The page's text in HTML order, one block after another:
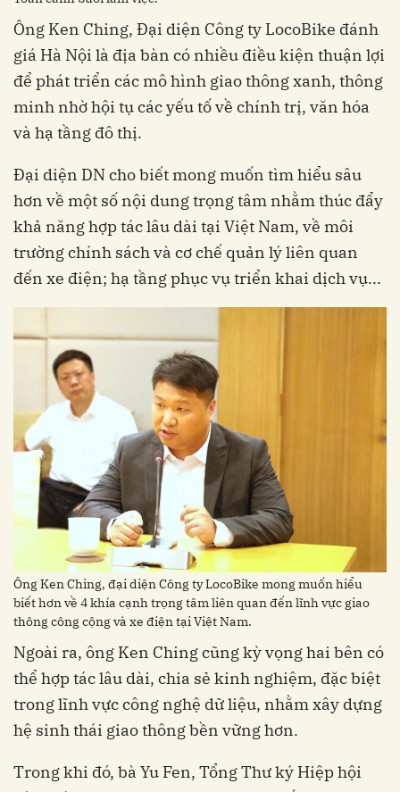
Ông Ken Ching, Đại diện Công ty LocoBike đánh
giá Hà Nội là địa bàn có nhiều điều kiện thuận lợi
để phát triển các mô hình giao thông xanh, thông
minh nhờ hội tụ các yếu tố về chính trị, văn hóa
và hạ tầng đô thị.
Đại diện DN cho biết mong muốn tìm hiểu sâu
hơn về một số nội dung trọng tâm nhằm thúc đẩy
khả năng hợp tác lâu dài tại Việt Nam, về môi
trường chính sách và cơ chế quản lý liên quan
đến xe điện; hạ tầng phục vụ triển khai dịch vụ...
Ông Ken Ching, đại diện Công ty LocoBike mong muốn hiểu
biết hơn về 4 khía cạnh trọng tâm liên quan đến lĩnh vực giao
thông công cộng và xe điện tại Việt Nam.
Ngoài ra, ông Ken Ching cũng kỳ vọng hai bên có
thể hợp tác lâu dài, chia sẻ kinh nghiệm, đặc biệt
trong lĩnh vực công nghệ dữ liệu, nhằm xây dựng
hệ sinh thái giao thông bền vững hơn.
Trong khi đó, bà Yu Fen, Tổng Thư ký Hiệp hội